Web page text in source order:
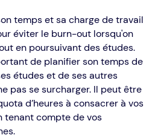
temps et sa charge de travail
éviter le burn-out lorsqu'on
en poursuivant des études.
de planifier son temps de
études et de ses autres
pas se surcharger. Il peut être
d’heures à consacrer à vos
tenant compte de vos